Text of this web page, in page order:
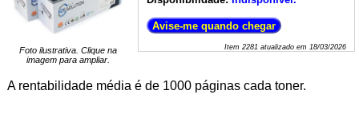
Foto ilustrativa. Clique na
imagem para ampliar.
Item 2281atualizado em 18/03/2026
A rentabilidade média é de 1000 páginas cada toner.